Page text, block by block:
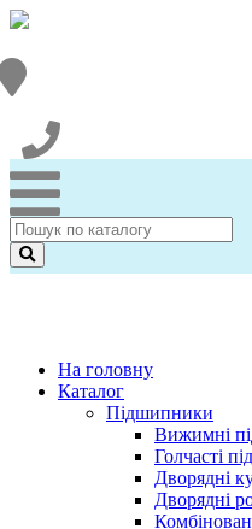
На головну
Каталог
Підшипники
Вижимні
Голчасті
Дворядні
Дворядні